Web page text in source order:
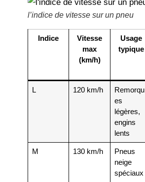
l’indice de vitesse sur un pneu
Indice
Vitesse
max
(km/h)
Usage
typique
L 120 km/h
Remorqu
es
légères,
engins
lents
M 130 km/h
Pneus
neige
spéciaux